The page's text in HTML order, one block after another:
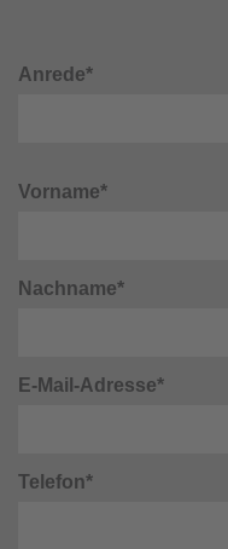
Anrede*
Vorname*
Nachname*
E-Mail-Adresse*
Telefon*